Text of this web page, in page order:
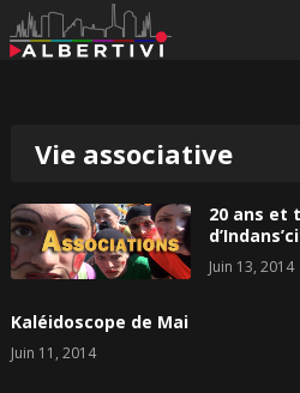
Vie associative
20 ans et
Juin 13, 2014
Kaléidoscope de Mai
Juin 11, 2014